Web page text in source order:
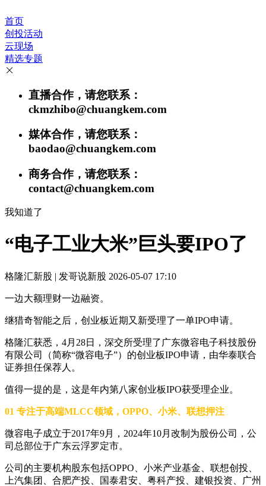
首页
创投活动
云现场
精选专题
直播合作，请您联系：
ckmzhibo@chuangkem.com
媒体合作，请您联系：
baodao@chuangkem.com
商务合作，请您联系：
contact@chuangkem.com
我知道了
“电子工业大米”巨头要IPO了
格隆汇新股 | 发哥说新股 2026-05-07 17:10
一边大额理财一边融资。
继猎奇智能之后，创业板近期又新受理了一单IPO申请。
格隆汇获悉，4月28日，深交所受理了广东微容电子科技股份
有限公司（简称“微容电子”）的创业板IPO申请，由华泰联合
证券担任保荐人。
值得一提的是，这是年内第八家创业板IPO获受理企业。
01 专注于高端MLCC领域，OPPO、小米、联想押注
微容电子成立于2017年9月，2024年10月改制为股份公司，公
司总部位于广东云浮罗定市。
公司的主要机构股东包括OPPO、小米产业基金、联想创投、
上汽集团、合肥产投、国泰君安、粤科产投、建银投资、广州